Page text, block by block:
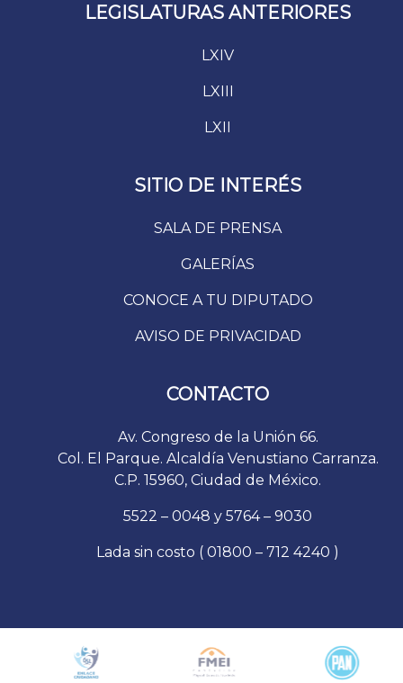
LEGISLATURAS ANTERIORES
LXIV
LXIII
LXII
SITIO DE INTERÉS
SALA DE PRENSA
GALERÍAS
CONOCE A TU DIPUTADO
AVISO DE PRIVACIDAD
CONTACTO
Av. Congreso de la Unión 66.
Col. El Parque. Alcaldía Venustiano Carranza.
C.P. 15960, Ciudad de México.
5522 – 0048 y 5764 – 9030
Lada sin costo ( 01800 – 712 4240 )